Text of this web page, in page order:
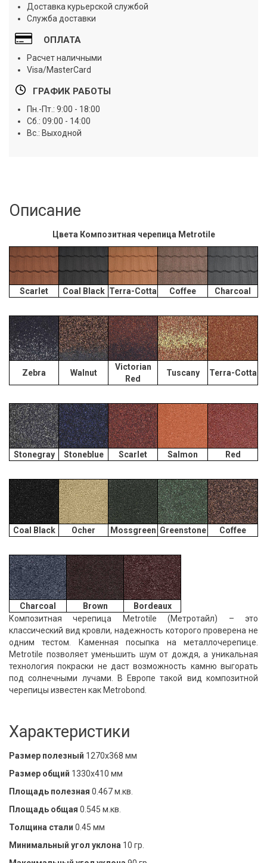
Доставка курьерской службой
Служба доставки
ОПЛАТА
Расчет наличными
Visa/MasterCard
ГРАФИК РАБОТЫ
Пн.-Пт.: 9:00 - 18:00
Сб.: 09:00 - 14:00
Вс.: Выходной
Описание
Цвета Композитная черепица Metrotile
Scarlet Coal Black Terra-Cotta Coffee Charcoal
Zebra Walnut
Victorian
Red
Tuscany Terra-Cotta
Stonegray Stoneblue Scarlet Salmon Red
Coal Black Ocher Mossgreen Greenstone Coffee
Charcoal Brown
Bordeaux
Композитная черепица Metrotile (Метротайл) – это
классический вид кровли, надежность которого проверена не
одним тестом. Каменная посыпка на металлочерепице.
Metrotile позволяет уменьшить шум от дождя, а уникальная
технология покраски не даст возможность камню выгорать
под солнечными лучами. В Европе такой вид композитной
черепицы известен как Metrobond.
Характеристики
Размер полезный 1270х368 мм
Размер общий 1330х410 мм
Площадь полезная 0.467 м.кв.
Площадь общая 0.545 м.кв.
Толщина стали 0.45 мм
Минимальный угол уклона 10 гр.